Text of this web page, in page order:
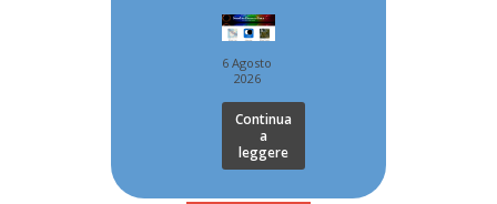
6 Agosto
2026
Continua
a
leggere